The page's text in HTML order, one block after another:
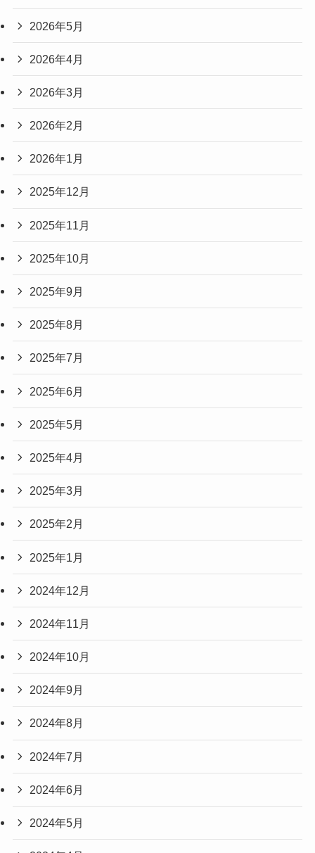
2026年5月
2026年4月
2026年3月
2026年2月
2026年1月
2025年12月
2025年11月
2025年10月
2025年9月
2025年8月
2025年7月
2025年6月
2025年5月
2025年4月
2025年3月
2025年2月
2025年1月
2024年12月
2024年11月
2024年10月
2024年9月
2024年8月
2024年7月
2024年6月
2024年5月